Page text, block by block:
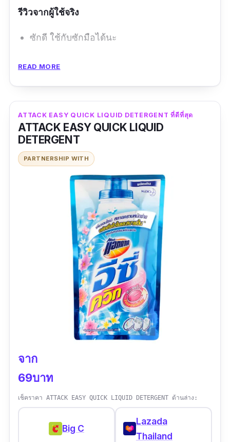
รีวิวจากผู้ใช้จริง
ซักดี ใช้กับซักมือได้นะ
ข้อดี
ใช้ได้ทั้งเครื่องและมือ
ถนอมเครื่อง
ข้อเสีย
READ MORE
ATTACK EASY QUICK LIQUID DETERGENT ที่ดีที่สุด
ATTACK EASY QUICK LIQUID
DETERGENT
PARTNERSHIP WITH
จาก
69บาท
เช็คราคา ATTACK EASY QUICK LIQUID DETERGENT ด้านล่าง:
Big C
Lazada
Thailand